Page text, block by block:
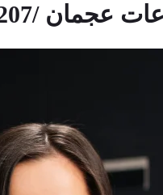
/0565736207